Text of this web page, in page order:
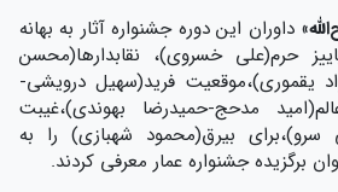
» داوران این دوره جشنواره آثار به بهانه
حرم(علی خسروی)، نقابدارها(محسن
یقموری)،موقعیت فرید(سهیل درویشی-
مدحج-حمیدرضا بهوندی)،غیبت
سرو)،برای بیرق(محمود شهبازی) را به
برگزیده جشنواره عمار معرفی کردند.